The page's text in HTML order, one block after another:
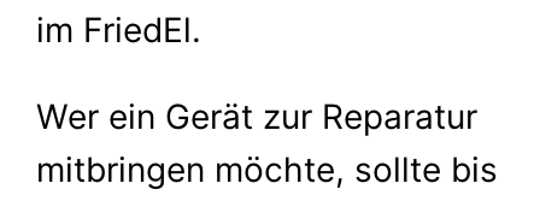
im FriedEl.
Wer ein Gerät zur Reparatur
mitbringen möchte, sollte bis